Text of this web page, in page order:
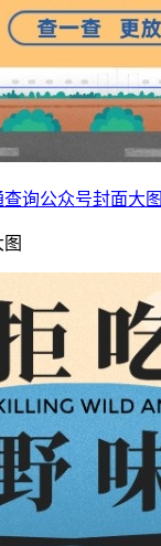
询公众号封面大图